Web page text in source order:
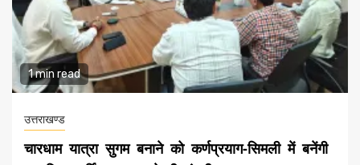
1 min read
उत्तराखण्ड
चारधाम यात्रा सुगम बनाने को कर्णप्रयाग-सिमली में बनेंगी